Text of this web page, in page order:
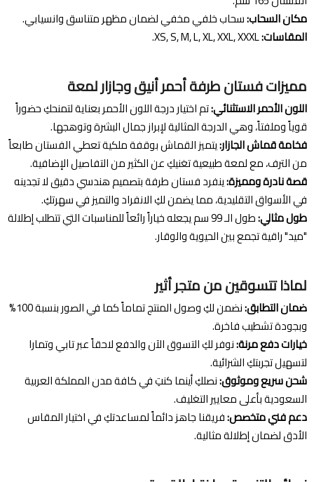
مكان السحاب:سحاب خلفي مخفي لضمان مظهر متناسق وانسيابي.
المقاسات:
مميزات فستان طرفة أحمر أنيق وجازار لمعة
اللون الأحمر الاستثنائي:تم اختيار درجة اللون الأحمر بعناية لتمنحكِ حضوراً
قوياً وملفتاً، وهي الدرجة المثالية لإبراز جمال البشرة وتوهجها.
فخامة قماش الجازار:يتميز القماش بوقفة ملكية تعطي الفستان طابعاً
من الترف، مع لمعة طبيعية تغنيكِ عن الكثير من التفاصيل الإضافية.
قصة نادرة ومميزة:ينفرد فستان طرفة بتصميم هندسي دقيق لا تجدينه
في الأسواق التقليدية، مما يضمن لكِ الانفراد والتميز في سهرتكِ.
طول مثالي:
طول الـ 99 سم يجعله خياراً رائعاً للمناسبات التي تتطلب إطلالة
"ميد" راقية تجمع بين الحيوية والوقار.
لماذا تتسوقين من متجر أثير
ضمان التطابق:
نضمن لكِ وصول المنتج تماماً كما في الصور بنسبة 100%
وبجودة تشطيب فاخرة.
خيارات دفع مرنة:نوفر لكِ التسوق الآن والدفع لاحقاً عبر تابي وتمارا
لتسهيل تجربتكِ الشرائية.
شحن سريع وموثوق:نصلكِ أينما كنتِ في كافة مدن المملكة العربية
السعودية بأعلى معايير التغليف.
دعم فني متخصص:فريقنا جاهز دائماً لمساعدتكِ في اختيار المقاس
الأدق لضمان إطلالة مثالية.